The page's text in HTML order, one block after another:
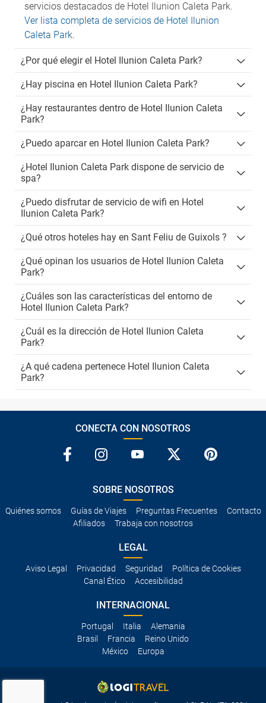
servicios destacados de Hotel Ilunion Caleta Park.
Ver lista completa de servicios de Hotel Ilunion
Caleta Park.
¿Por qué elegir el Hotel Ilunion Caleta Park?
¿Hay piscina en Hotel Ilunion Caleta Park?
¿Hay restaurantes dentro de Hotel Ilunion Caleta
Park?
¿Puedo aparcar en Hotel Ilunion Caleta Park?
¿Hotel Ilunion Caleta Park dispone de servicio de
spa?
¿Puedo disfrutar de servicio de wifi en Hotel
Ilunion Caleta Park?
¿Qué otros hoteles hay en Sant Feliu de Guixols ?
¿Qué opinan los usuarios de Hotel Ilunion Caleta
Park?
¿Cuáles son las características del entorno de
Hotel Ilunion Caleta Park?
¿Cuál es la dirección de Hotel Ilunion Caleta
Park?
¿A qué cadena pertenece Hotel Ilunion Caleta
Park?
CONECTA CON NOSOTROS
SOBRE NOSOTROS
Quiénes somos Guías de Viajes Preguntas Frecuentes
Contacto
Afiliados
Trabaja con nosotros
LEGAL
Aviso Legal Privacidad Seguridad
Política de Cookies
Canal Ético
Accesibilidad
INTERNACIONAL
Portugal Italia
Alemania
Brasil
Francia
Reino Unido
México
Europa